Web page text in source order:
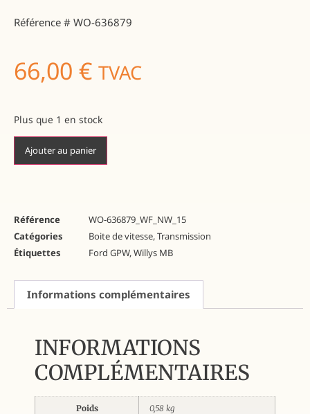
Référence # WO-636879
66,00 € TVAC
Plus que 1 en stock
Ajouter au panier
Référence
WO-636879_WF_NW_15
Catégories
Boite de vitesse,Transmission
Étiquettes
Ford GPW,Willys MB
Informations complémentaires
INFORMATIONS
COMPLÉMENTAIRES
Poids 0,58 kg